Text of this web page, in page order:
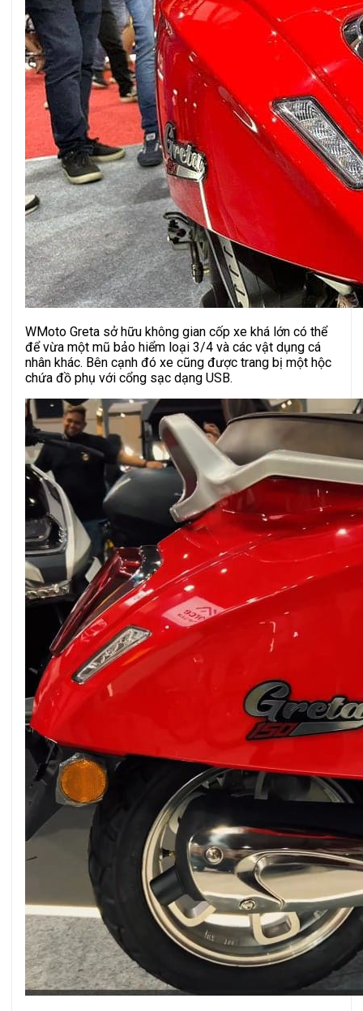
WMoto Greta sở hữu không gian cốp xe khá lớn có thể
để vừa một mũ bảo hiểm loại 3/4 và các vật dụng cá
nhân khác. Bên cạnh đó xe cũng được trang bị một hộc
chứa đồ phụ với cổng sạc dạng USB.